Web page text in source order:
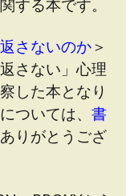
する本です。
さないのか＞
さない」心理
した本となり
ついては、 書
りがとうござ